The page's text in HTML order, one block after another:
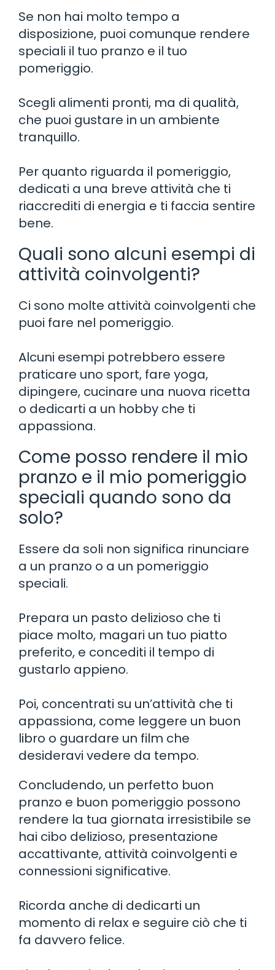
Se non hai molto tempo a
disposizione, puoi comunque rendere
speciali il tuo pranzo e il tuo
pomeriggio.
Scegli alimenti pronti, ma di qualità,
che puoi gustare in un ambiente
tranquillo.
Per quanto riguarda il pomeriggio,
dedicati a una breve attività che ti
riaccrediti di energia e ti faccia sentire
bene.
Quali sono alcuni esempi di
attività coinvolgenti?
Ci sono molte attività coinvolgenti che
puoi fare nel pomeriggio.
Alcuni esempi potrebbero essere
praticare uno sport, fare yoga,
dipingere, cucinare una nuova ricetta
o dedicarti a un hobby che ti
appassiona.
Come posso rendere il mio
pranzo e il mio pomeriggio
speciali quando sono da
solo?
Essere da soli non significa rinunciare
a un pranzo o a un pomeriggio
speciali.
Prepara un pasto delizioso che ti
piace molto, magari un tuo piatto
preferito, e concediti il ​​tempo di
gustarlo appieno.
Poi, concentrati su un’attività che ti
appassiona, come leggere un buon
libro o guardare un film che
desideravi vedere da tempo.
Concludendo, un perfetto buon
pranzo e buon pomeriggio possono
rendere la tua giornata irresistibile se
hai cibo delizioso, presentazione
accattivante, attività coinvolgenti e
connessioni significative.
Ricorda anche di dedicarti un
momento di relax e seguire ciò che ti
fa davvero felice.